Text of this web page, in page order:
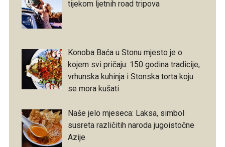
tijekom ljetnih road tripova
Konoba Baća u Stonu mjesto je o
kojem svi pričaju: 150 godina tradicije,
vrhunska kuhinja i Stonska torta koju
se mora kušati
Naše jelo mjeseca: Laksa, simbol
susreta različitih naroda jugoistočne
Azije